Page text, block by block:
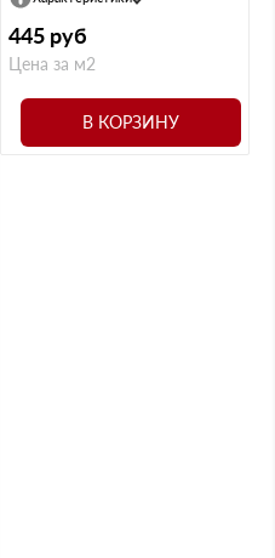
445 руб
Цена за м2
В КОРЗИНУ